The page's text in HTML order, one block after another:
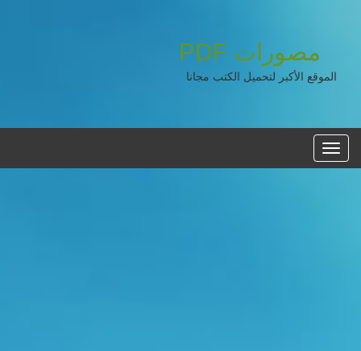
مصورات PDF
الموقع الأكبر لتحميل الكتب مجانا
القائمه
الرئيسية